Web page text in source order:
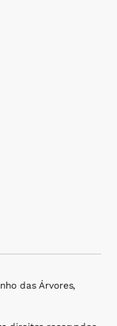
das Árvores,